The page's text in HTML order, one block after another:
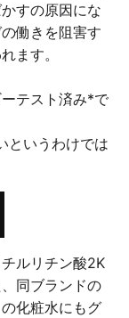
すの原因にな
働きを阻害す
ます。
テスト済み*で
というわけでは
ルリチン酸2K
同ブランドの
化粧水にもグ